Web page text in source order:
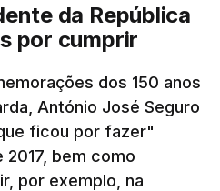
da República
por cumprir
dos 150 anos
António José Seguro
ficou por fazer"
bem como
por exemplo, na